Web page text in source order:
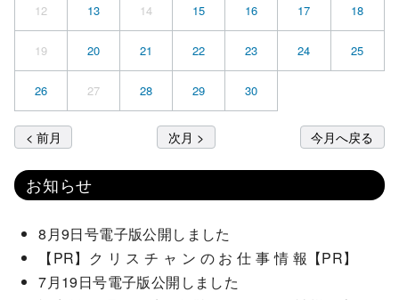
12 13 14 15 16 17 18
19 20 21 22 23 24 25
26 27 28 29 30
< 前月 次月 > 今月へ戻る
お知らせ
8月9日号電子版公開しました
【PR】ク リ ス チ ャ ン の お 仕 事 情 報【PR】
7月19日号電子版公開しました